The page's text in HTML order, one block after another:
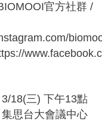
官方社群 /
18(三) 下午13點
思台大會議中心